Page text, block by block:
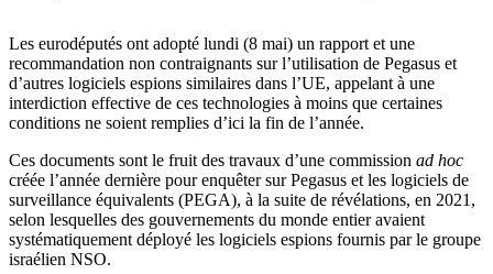
Les eurodéputés ont adopté lundi (8 mai) un rapport et une
recommandation non contraignants sur l’utilisation de Pegasus et
d’autres logiciels espions similaires dans l’UE, appelant à une
interdiction effective de ces technologies à moins que certaines
conditions ne soient remplies d’ici la fin de l’année.
Ces documents sont le fruit des travaux d’une commission ad hoc
créée l’année dernière pour enquêter sur Pegasus et les logiciels de
surveillance équivalents (PEGA), à la suite de révélations, en 2021,
selon lesquelles des gouvernements du monde entier avaient
systématiquement déployé les logiciels espions fournis par le groupe
israélien NSO.